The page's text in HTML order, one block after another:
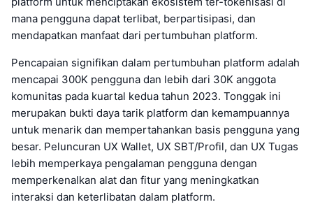
mana pengguna dapat terlibat, berpartisipasi, dan
mendapatkan manfaat dari pertumbuhan platform.
Pencapaian signifikan dalam pertumbuhan platform adalah
mencapai 300K pengguna dan lebih dari 30K anggota
komunitas pada kuartal kedua tahun 2023. Tonggak ini
merupakan bukti daya tarik platform dan kemampuannya
untuk menarik dan mempertahankan basis pengguna yang
besar. Peluncuran UX Wallet, UX SBT/Profil, dan UX Tugas
lebih memperkaya pengalaman pengguna dengan
memperkenalkan alat dan fitur yang meningkatkan
interaksi dan keterlibatan dalam platform.